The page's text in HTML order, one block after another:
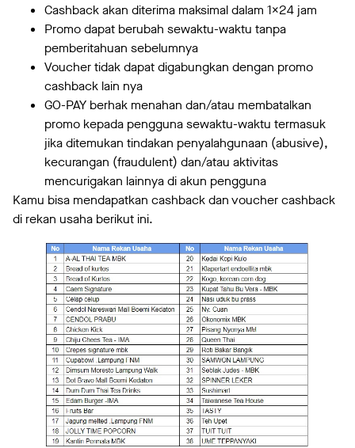
Cashback akan diterima maksimal dalam 1x24 jam
Promo dapat berubah sewaktu-waktu tanpa
pemberitahuan sebelumnya
Voucher tidak dapat digabungkan dengan promo
cashback lain nya
GO-PAY berhak menahan dan/atau membatalkan
promo kepada pengguna sewaktu-waktu termasuk
jika ditemukan tindakan penyalahgunaan (abusive),
kecurangan (fraudulent) dan/atau aktivitas
mencurigakan lainnya di akun pengguna
Kamu bisa mendapatkan cashback dan voucher cashback
di rekan usaha berikut ini.